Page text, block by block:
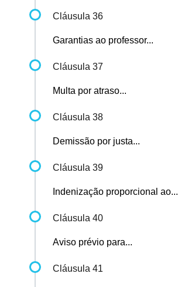
Cláusula 36
Garantias ao professor...
Cláusula 37
Multa por atraso...
Cláusula 38
Demissão por justa...
Cláusula 39
Indenização proporcional ao...
Cláusula 40
Aviso prévio para...
Cláusula 41